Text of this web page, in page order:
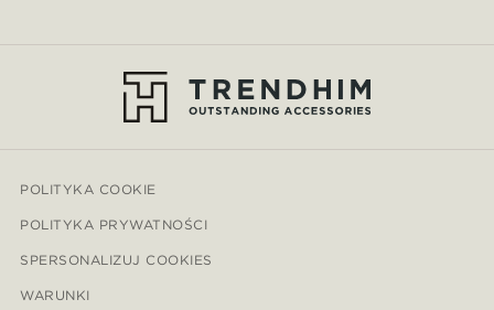
POLITYKA COOKIE
POLITYKA PRYWATNOŚCI
SPERSONALIZUJ COOKIES
WARUNKI